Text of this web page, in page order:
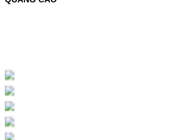
Chọn mua
HỘP MỰC MÀU SAMSUNG
CLT-403S CHO DÒNG MÁY
SL-C435/C436